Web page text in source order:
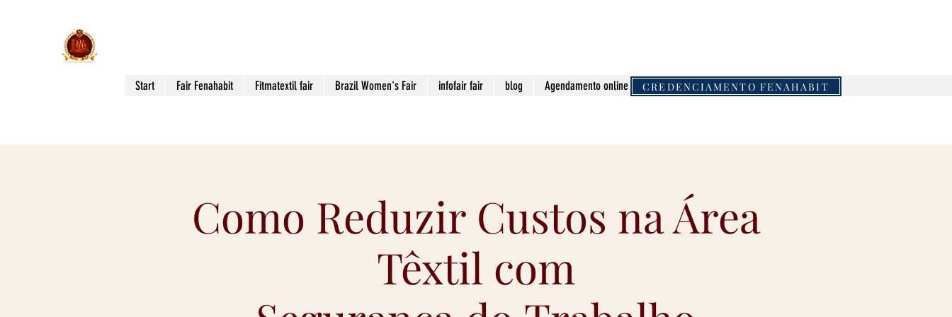
Start Fair Fenahabit Fitmatextil fair Brazil Women's Fair infofair fair blog Agendamento online CREDENCIAMENTO FENAHABIT
Como Reduzir Custos na Área
Têxtil com